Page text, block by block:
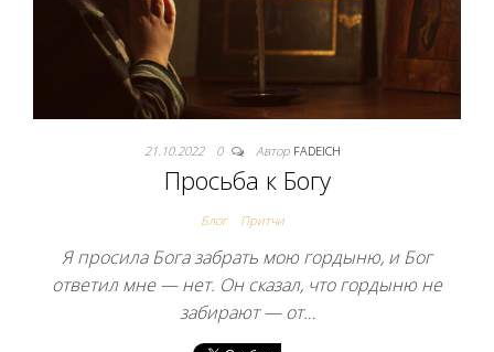
21.10.2022 0 Автор FADEICH
Просьба к Богу
Блог Притчи
Я просила Бога забрать мою гордыню, и Бог
ответил мне — нет. Он сказал, что гордыню не
забирают — от…